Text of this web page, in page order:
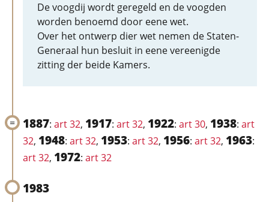
De voogdij wordt geregeld en de voogden
worden benoemd door eene wet.
Over het ontwerp dier wet nemen de Staten-
Generaal hun besluit in eene vereenigde
zitting der beide Kamers.
1887: art 32, 1917: art 32, 1922: art 30, 1938: art
32, 1948: art 32, 1953: art 32, 1956: art 32, 1963:
art 32, 1972: art 32
1983